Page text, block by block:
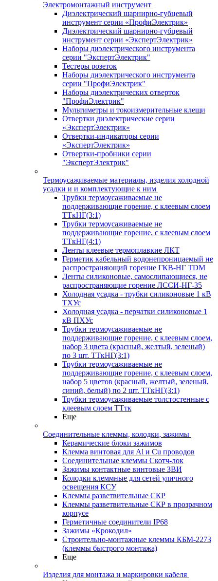
Электромонтажный инструмент
Диэлектрический шарнирно-губцевый
инструмент серии «ПрофиЭлектрик»
Диэлектрический шарнирно-губцевый
инструмент серии «ЭкспертЭлектрик»
Наборы диэлектрического инструмента
серии "ЭкспертЭлектрик"
Тестеры розеток
Наборы диэлектрического инструмента
серии "ПрофиЭлектрик"
Наборы диэлектрических отверток
"ПрофиЭлектрик"
Мультиметры и токоизмерительные клещи
Отвертки диэлектрические серии
«ЭкспертЭлектрик»
Отвертки-индикаторы серии
«ЭкспертЭлектрик»
Отвертки-пробники серии
"ЭкспертЭлектрик"
Термоусаживаемые материалы, изделия холодной
усадки и и комплектующие к ним
Трубки термоусаживаемые не
поддерживающие горение, с клеевым слоем
ТТкНГ(3:1)
Трубки термоусаживаемые не
поддерживающие горение, с клеевым слоем
ТТкНГ(4:1)
Ленты клеевые термоплавкие ЛКТ
Герметик кабельный водонепроницаемый не
распространяющий горение ГКВ-НГ TDM
Ленты силиконовые, самослипающиеся, не
распространяющие горение ЛССИ-НГ-35
Холодная усадка - трубки силиконовые 1 кВ
ТХУс
Холодная усадка - перчатки силиконовые 1
кВ ПХУс
Трубки термоусаживаемые не
поддерживающие горение, с клеевым слоем,
набор 3 цвета (красный, желтый, зеленый)
по 3 шт. ТТкНГ(3:1)
Трубки термоусаживаемые не
поддерживающие горение, с клеевым слоем,
набор 5 цветов (красный, желтый, зеленый,
синий, белый) по 2 шт. ТТкНГ(3:1)
Трубки термоусаживаемые толстостенные с
клеевым слоем ТТтк
Еще
Соединительные клеммы, колодки, зажимы
Керамические блоки зажимов
Клемма винтовая для Al и Cu проводов
Соединительные клеммы Скотч-лок
Зажимы контактные винтовые ЗВИ
Колодки клеммные для сетей уличного
освещения КСУ
Клеммы разветвительные СКР
Клеммы разветвительные СКР в прозрачном
корпусе
Герметичные соединители IP68
Зажимы «Крокодил»
Строительно-монтажные клеммы КБМ-2273
(клеммы быстрого монтажа)
Еще
Изделия для монтажа и маркировки кабеля